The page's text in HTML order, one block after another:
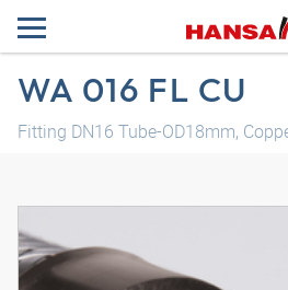
WA 016 FL CU
Fitting DN16 Tube-OD18mm,